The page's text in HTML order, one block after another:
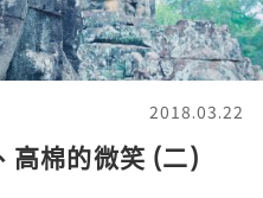
2018.03.22
高棉的微笑 (二)